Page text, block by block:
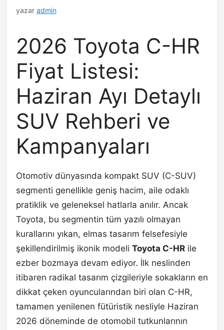
yazar admin
2026 Toyota C-HR
Fiyat Listesi:
Haziran Ayı Detaylı
SUV Rehberi ve
Kampanyaları
Otomotiv dünyasında kompakt SUV (C-SUV)
segmenti genellikle geniş hacim, aile odaklı
pratiklik ve geleneksel hatlarla anılır. Ancak
Toyota, bu segmentin tüm yazılı olmayan
kurallarını yıkan, elmas tasarım felsefesiyle
şekillendirilmiş ikonik modeli Toyota C-HR ile
ezber bozmaya devam ediyor. İlk neslinden
itibaren radikal tasarım çizgileriyle sokakların en
dikkat çeken oyuncularından biri olan C-HR,
tamamen yenilenen fütüristik nesliyle Haziran
2026 döneminde de otomobil tutkunlarının